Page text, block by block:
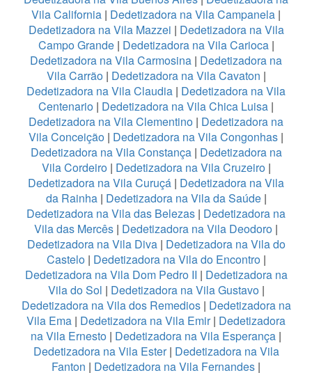
Vila California | Dedetizadora na Vila Campanela |
Dedetizadora na Vila Mazzei | Dedetizadora na Vila
Campo Grande| Dedetizadora na Vila Carioca|
Dedetizadora na Vila Carmosina | Dedetizadora na
Vila Carrão| Dedetizadora na Vila Cavaton |
Dedetizadora na Vila Claudia | Dedetizadora na Vila
Centenario | Dedetizadora na Vila Chica Luisa |
Dedetizadora na Vila Clementino | Dedetizadora na
Vila Conceição | Dedetizadora na Vila Congonhas |
Dedetizadora na Vila Constança| Dedetizadora na
Vila Cordeiro| Dedetizadora na Vila Cruzeiro |
Dedetizadora na Vila Curuçá | Dedetizadora na Vila
da Rainha | Dedetizadora na Vila da Saúde|
Dedetizadora na Vila das Belezas | Dedetizadora na
Vila das Mercês | Dedetizadora na Vila Deodoro |
Dedetizadora na Vila Diva| Dedetizadora na Vila do
Castelo| Dedetizadora na Vila do Encontro|
Dedetizadora na Vila Dom Pedro II | Dedetizadora na
Vila do Sol | Dedetizadora na Vila Gustavo|
Dedetizadora na Vila dos Remedios| Dedetizadora na
Vila Ema | Dedetizadora na Vila Emir| Dedetizadora
na Vila Ernesto | Dedetizadora na Vila Esperança |
Dedetizadora na Vila Ester| Dedetizadora na Vila
Fanton | Dedetizadora na Vila Fernandes |